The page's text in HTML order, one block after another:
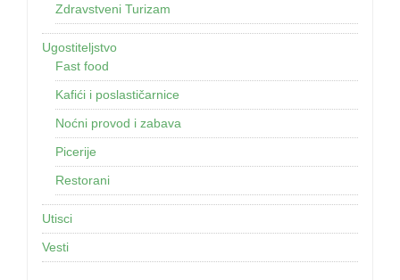
Zdravstveni Turizam
Ugostiteljstvo
Fast food
Kafići i poslastičarnice
Noćni provod i zabava
Picerije
Restorani
Utisci
Vesti